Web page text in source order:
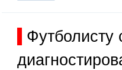
Футболисту